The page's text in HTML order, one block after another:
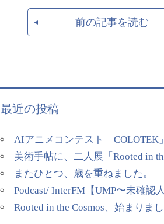
前の記事を読む
最近の投稿
AIアニメコンテスト「COLOTEK
美術手帖に、二人展「Rooted in
またひとつ、歳を重ねました。
Podcast/ InterFM【UMP〜未確認
Rooted in the Cosmos、始まりま